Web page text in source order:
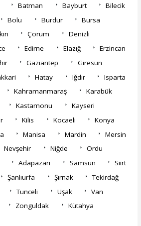
Batman Bayburt
Bilecik
Bolu Burdur
Bursa
Çorum
Denizli
Edirne Elazığ
Erzincan
Gaziantep
Giresun
Hatay Iğdır
Isparta
Kahramanmaraş
Karabük
Kastamonu
Kayseri
Kilis Kocaeli
Konya
Manisa Mardin
Mersin
Nevşehir Niğde
Ordu
Adapazarı Samsun
Siirt
Şanlıurfa Şırnak
Tekirdağ
Tunceli Uşak
Van
Zonguldak
Kütahya